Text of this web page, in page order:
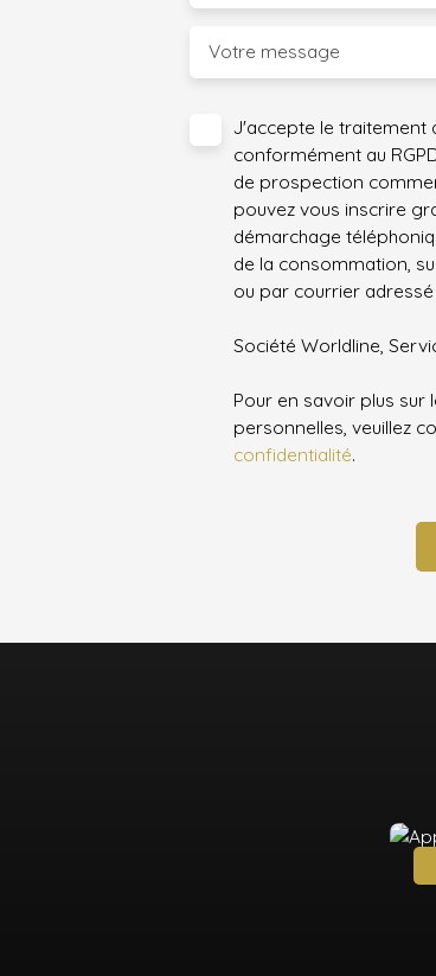
Votre message
J'accepte le traitement
conformément au
de prospection
pouvez vous inscrire
démarchage
de la consommation,
ou par courrier adressé
Société Worldline,
Pour en savoir plus
personnelles, veuillez
confidentialité.